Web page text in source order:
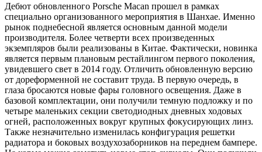
Дебют обновленного Porsche Macan прошел в рамках
специально организованного мероприятия в Шанхае. Именно
рынок поднебесной является основным данной модели
производителя. Более четверти всех произведенных
экземпляров были реализованы в Китае. Фактически, новинка
является первым плановым рестайлингом первого поколения,
увидевшего свет в 2014 году. Отличить обновленную версию
от дореформенной не составит труда. В первую очередь, в
глаза бросаются новые фары головного освещения. Даже в
базовой комплектации, они получили темную подложку и по
четыре маленьких секции светодиодных дневных ходовых
огней, расположенных вокруг крупных фокусирующих линз.
Также незначительно изменилась конфигурация решетки
радиатора и боковых воздухозаборников на переднем бампере.